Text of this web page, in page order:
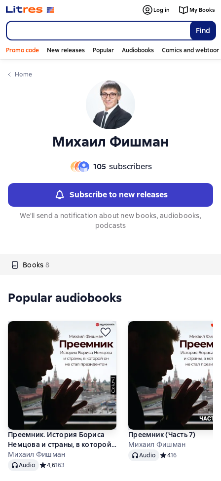
Find
Log in My Books
Promo code New releases Popular Audiobooks Comics and
Home
Михаил Фишман
105 subscribers
Subscribe to new releases
We'll send a notification about new books, audiobooks,
podcasts
Books 8
Слайдер с книгами
Popular audiobooks
Преемник. История Бориса
Немцова и страны, в которой
он не стал президентом
Михаил Фишман
AudioAudio Средний рейтинг 4,6 на основе 163 оценок
4,6163
Преемник (Часть 7)
Михаил Фишман
AudioAudio Средний рейтинг 4
416